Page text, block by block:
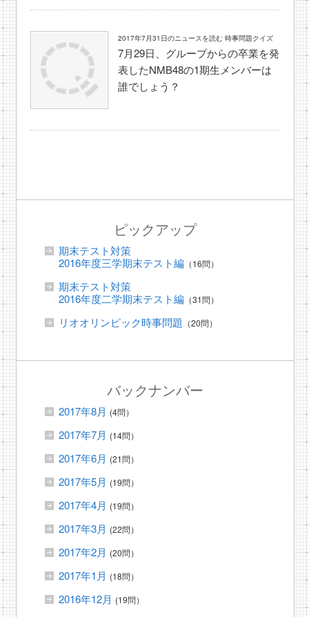
2017年7月31日のニュースを読む 時事問題クイズ
7月29日、グループからの卒業を発
表したNMB48の1期生メンバーは
誰でしょう？
ピックアップ
期末テスト対策
2016年度三学期末テスト編（16問）
期末テスト対策
2016年度二学期末テスト編（31問）
リオオリンピック時事問題 （20問）
バックナンバー
2017年8月 (4問）
2017年7月 (14問）
2017年6月 (21問）
2017年5月 (19問）
2017年4月 (19問）
2017年3月 (22問）
2017年2月 (20問）
2017年1月 (18問）
2016年12月 (19問）